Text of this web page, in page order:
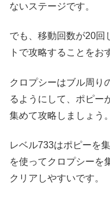
ないステージです。
でも、移動回数が20回
トで攻略することをお
クロプシーはブル周り
るようにして、ポピー
集めて攻略しましょう。
レベル733はポピーを
を使ってクロプシーを
クリアしやすいです。